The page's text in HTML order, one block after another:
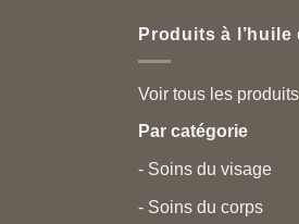
Produits à l’huile
Voir tous les produits
Par catégorie
- Soins du visage
- Soins du corps